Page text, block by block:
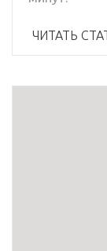
ЧИТАТЬ